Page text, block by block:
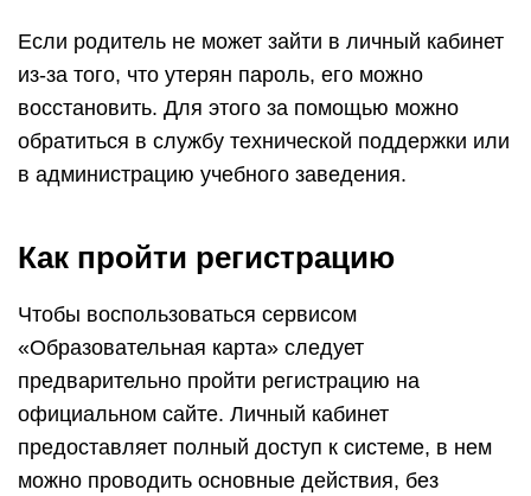
Если родитель не может зайти в личный кабинет
из-за того, что утерян пароль, его можно
восстановить. Для этого за помощью можно
обратиться в службу технической поддержки или
в администрацию учебного заведения.
Как пройти регистрацию
Чтобы воспользоваться сервисом
«Образовательная карта» следует
предварительно пройти регистрацию на
официальном сайте. Личный кабинет
предоставляет полный доступ к системе, в нем
можно проводить основные действия, без